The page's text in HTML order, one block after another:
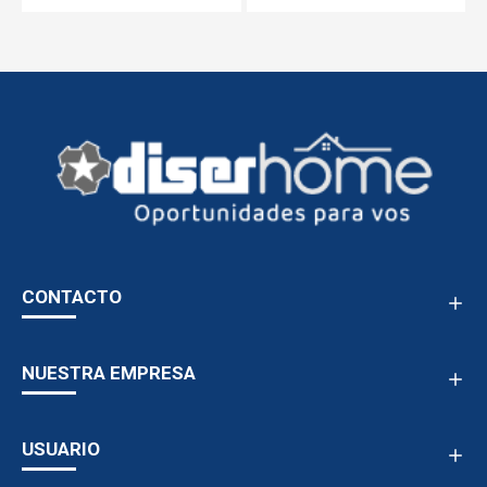
CONTACTO
NUESTRA EMPRESA
USUARIO